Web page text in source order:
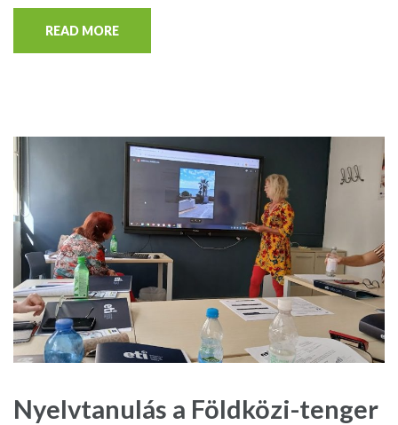
READ MORE
Nyelvtanulás a Földközi-tenger